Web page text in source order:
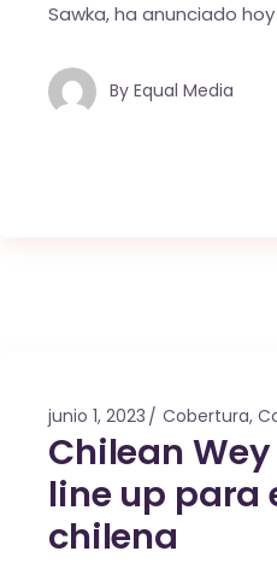
Sawka, ha anunciado
By Equal Media
junio 1, 2023 Cobertura,
Chilean
line up para
chilena